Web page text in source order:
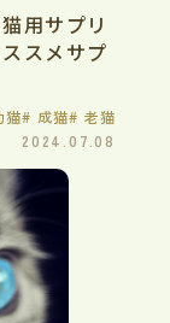
用サプリ
スメサプ
猫# 成猫# 老猫
2024.07.08